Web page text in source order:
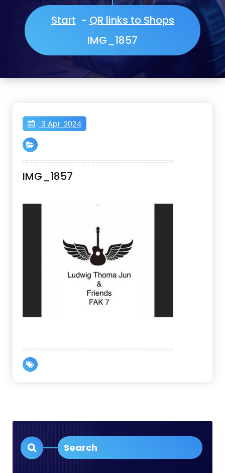
Start - QR links to Shops
IMG_1857
3 Apr. 2024
IMG_1857
Search